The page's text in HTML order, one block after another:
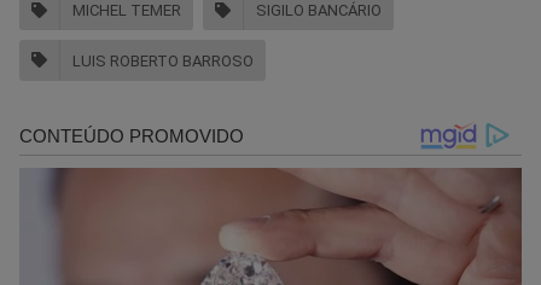
MICHEL TEMER SIGILO BANCÁRIO
LUIS ROBERTO BARROSO